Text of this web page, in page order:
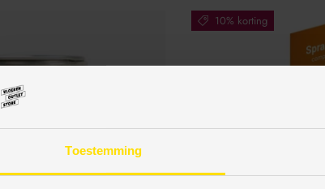
Toestemming
10% korting